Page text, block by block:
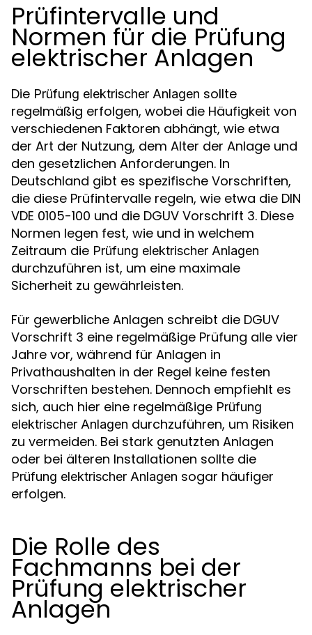
Prüfintervalle und
Normen für die Prüfung
elektrischer Anlagen
Die Prüfung elektrischer Anlagen sollte
regelmäßig erfolgen, wobei die Häufigkeit von
verschiedenen Faktoren abhängt, wie etwa
der Art der Nutzung, dem Alter der Anlage und
den gesetzlichen Anforderungen. In
Deutschland gibt es spezifische Vorschriften,
die diese Prüfintervalle regeln, wie etwa die DIN
VDE 0105-100 und die DGUV Vorschrift 3. Diese
Normen legen fest, wie und in welchem
Zeitraum die Prüfung elektrischer Anlagen
durchzuführen ist, um eine maximale
Sicherheit zu gewährleisten.
Für gewerbliche Anlagen schreibt die DGUV
Vorschrift 3 eine regelmäßige Prüfung alle vier
Jahre vor, während für Anlagen in
Privathaushalten in der Regel keine festen
Vorschriften bestehen. Dennoch empfiehlt es
sich, auch hier eine regelmäßige Prüfung
elektrischer Anlagen durchzuführen, um Risiken
zu vermeiden. Bei stark genutzten Anlagen
oder bei älteren Installationen sollte die
Prüfung elektrischer Anlagen sogar häufiger
erfolgen.
Die Rolle des
Fachmanns bei der
Prüfung elektrischer
Anlagen